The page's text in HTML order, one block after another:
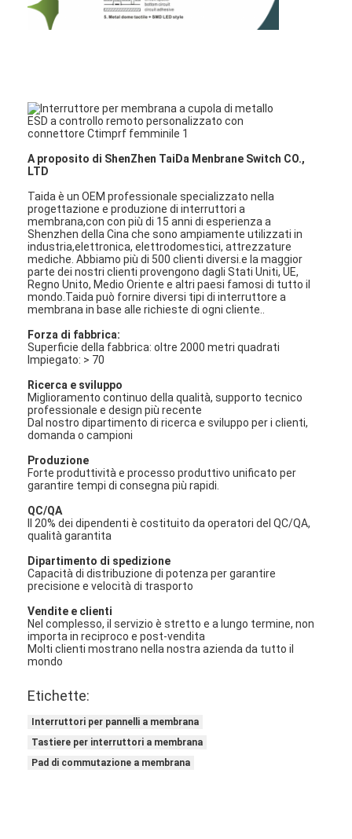
A proposito di ShenZhen TaiDa Menbrane Switch CO.,
LTD
Taida è un OEM professionale specializzato nella
progettazione e produzione di interruttori a
membrana,con con più di 15 anni di esperienza a
Shenzhen della Cina che sono ampiamente utilizzati in
industria,elettronica, elettrodomestici, attrezzature
mediche. Abbiamo più di 500 clienti diversi.e la maggior
parte dei nostri clienti provengono dagli Stati Uniti, UE,
Regno Unito, Medio Oriente e altri paesi famosi di tutto il
mondo.Taida può fornire diversi tipi di interruttore a
membrana in base alle richieste di ogni cliente..
Forza di fabbrica:
Superficie della fabbrica: oltre 2000 metri quadrati
Impiegato: > 70
Ricerca e sviluppo
Miglioramento continuo della qualità, supporto tecnico
professionale e design più recente
Dal nostro dipartimento di ricerca e sviluppo per i clienti,
domanda o campioni
Produzione
Forte produttività e processo produttivo unificato per
garantire tempi di consegna più rapidi.
QC/QA
Il 20% dei dipendenti è costituito da operatori del QC/QA,
qualità garantita
Dipartimento di spedizione
Capacità di distribuzione di potenza per garantire
precisione e velocità di trasporto
Vendite e clienti
Nel complesso, il servizio è stretto e a lungo termine, non
importa in reciproco e post-vendita
Molti clienti mostrano nella nostra azienda da tutto il
mondo
Etichette:
Interruttori per pannelli a membrana
Tastiere per interruttori a membrana
Pad di commutazione a membrana